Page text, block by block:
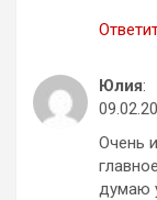
Юлия:
Очень
думаю